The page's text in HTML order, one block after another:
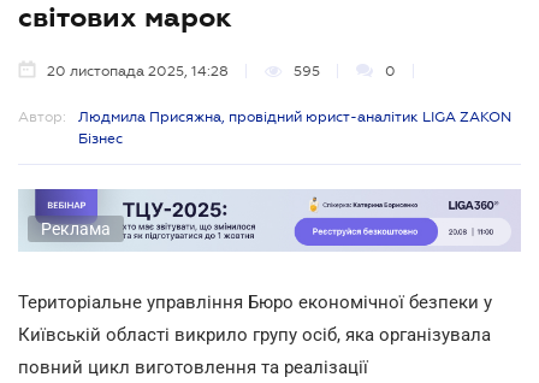
світових марок
20 листопада 2025, 14:28 595 0
Автор:
Людмила Присяжна, провідний юрист-аналітик LIGA ZAKON
Бізнес
Реклама
Територіальне управління Бюро економічної безпеки у
Київській області викрило групу осіб, яка організувала
повний цикл виготовлення та реалізації